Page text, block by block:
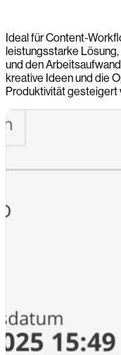
Ideal für Content-
leistungsstarke
und den
kreative Ideen und die
Produktivität gesteigert